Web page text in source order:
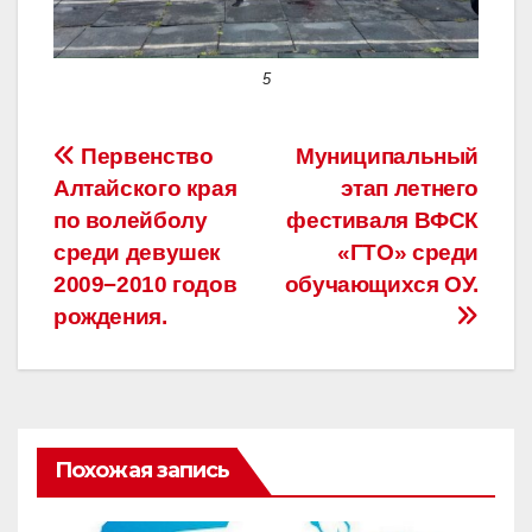
5
Навигация
по
записям
Муниципальный
этап летнего
фестиваля ВФСК
«ГТО» среди
обучающихся ОУ.
Первенство
Алтайского края
по волейболу
среди девушек
2009−2010 годов
рождения.
Похожая запись